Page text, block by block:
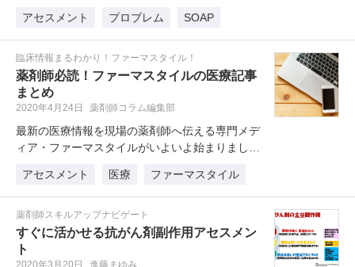
アセスメント
プロブレム SOAP
臨床情報まるわかり！ファーマスタイル！
薬剤師必読！ファーマスタイルの医療記事
まとめ
2020年4月24日 薬剤師コラム編集部
最新の医療情報を現場の薬剤師へ伝える専門メデ
ィア・ファーマスタイルがいよいよ始まりまし
アセスメント
医療 ファーマスタイル
薬剤師スキルアップナビゲート
すぐに活かせる抗がん剤副作用アセスメン
ト
2020年3月20日 進藤まゆみ